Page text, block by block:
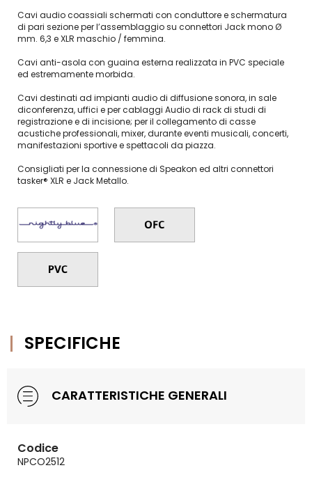
Cavi audio coassiali schermati con conduttore e schermatura
di pari sezione per l’assemblaggio su connettori Jack mono Ø
mm. 6,3 e XLR maschio / femmina.
Cavi anti-asola con guaina esterna realizzata in PVC speciale
ed estremamente morbida.
Cavi destinati ad impianti audio di diffusione sonora, in sale
diconferenza, uffici e per cablaggi Audio di rack di studi di
registrazione e di incisione; per il collegamento di casse
acustiche professionali, mixer, durante eventi musicali, concerti,
manifestazioni sportive e spettacoli da piazza.
Consigliati per la connessione di Speakon ed altri connettori
tasker® XLR e Jack Metallo.
SPECIFICHE
CARATTERISTICHE GENERALI
Codice
NPCO2512